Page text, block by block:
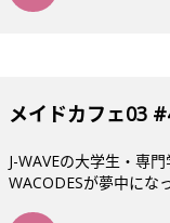
メイドカフェ03
J-WAVEの大学生・専
WACODESが夢中にな